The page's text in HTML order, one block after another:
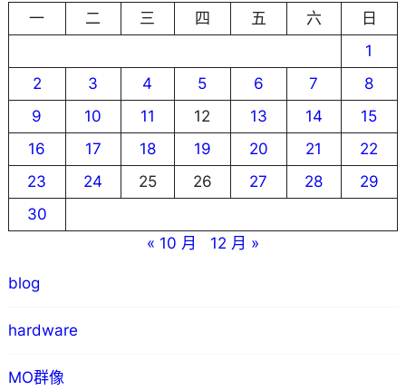
一
二 三 四 五 六
日
1
2
3 4 5 6 7
8
9
10 11 12 13 14
15
16
17 18 19 20 21
22
23
24 25 26 27 28
29
30
« 10 月
12 月 »
blog
hardware
MO群像